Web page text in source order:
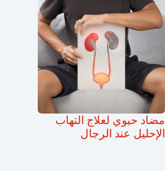
مضاد حيوي لعلاج التهاب
الإحليل عند الرجال